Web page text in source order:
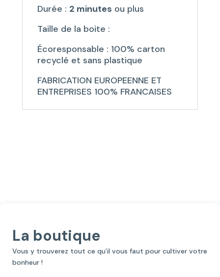
Durée : 2 minutes ou plus
Taille de la boite :
Écoresponsable : 100% carton
recyclé et sans plastique
FABRICATION EUROPEENNE ET
ENTREPRISES 100% FRANCAISES
La boutique
Vous y trouverez tout ce qu’il vous faut pour cultiver votre
bonheur !